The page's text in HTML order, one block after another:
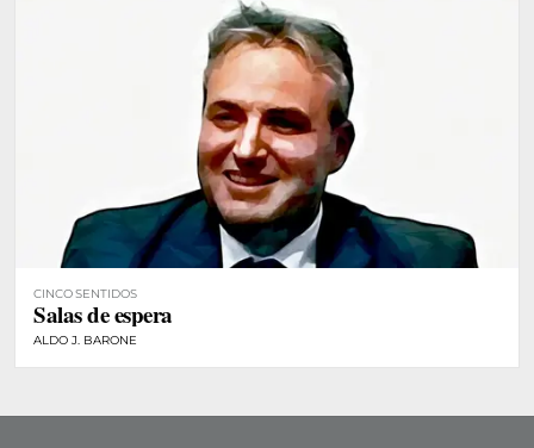
CINCO SENTIDOS
Salas de espera
ALDO J. BARONE